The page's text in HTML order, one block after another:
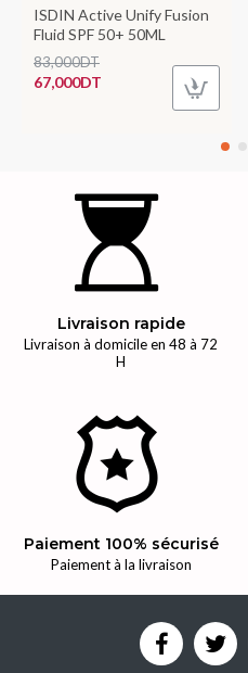
ISDIN Active Unify Fusion
Fluid SPF 50+ 50ML
67,000DT
83,000DT
Livraison rapide
Livraison à domicile en 48 à 72
H
Paiement 100% sécurisé
Paiement à la livraison